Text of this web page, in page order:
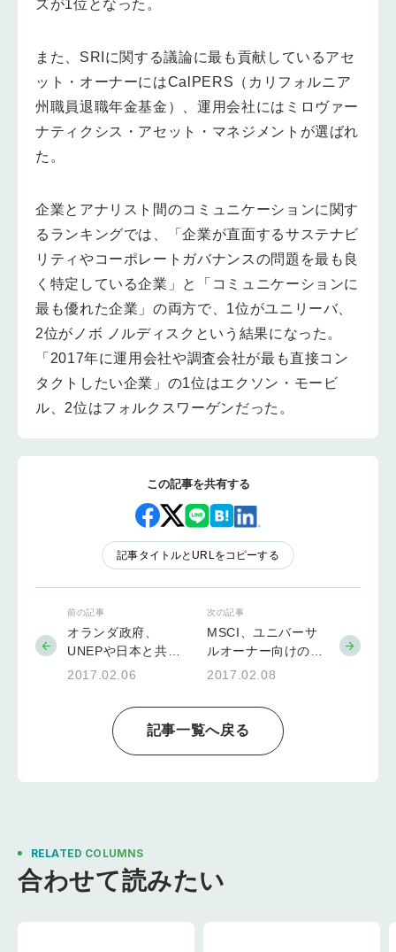
ズが1位となった。
また、SRIに関する議論に最も貢献しているアセ
ット・オーナーにはCalPERS（カリフォルニア
州職員退職年金基金）、運用会社にはミロヴァー
ナティクシス・アセット・マネジメントが選ばれ
た。
企業とアナリスト間のコミュニケーションに関す
るランキングでは、「企業が直面するサステナビ
リティやコーポレートガバナンスの問題を最も良
く特定している企業」と「コミュニケーションに
最も優れた企業」の両方で、1位がユニリーバ、
2位がノボ ノルディスクという結果になった。
「2017年に運用会社や調査会社が最も直接コン
タクトしたい企業」の1位はエクソン・モービ
ル、2位はフォルクスワーゲンだった。
この記事を共有する
記事タイトルとURLをコピーする
前の記事
オランダ政府、
UNEPや日本と共同
で気候変動適応のグ
2017.02.06
記事一覧へ戻る
次の記事
MSCI、ユニバーサ
ルオーナー向けの
ESG投資指数
Universal Index」を
発表
2017.02.08
RELATED COLUMNS
合わせて読みたい